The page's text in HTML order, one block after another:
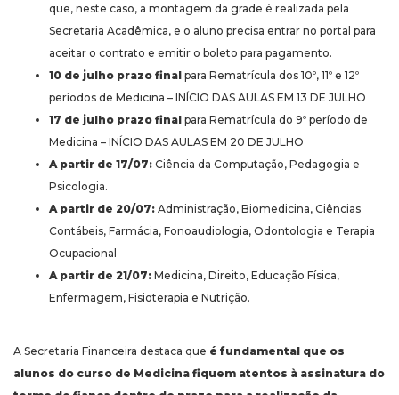
que, neste caso, a montagem da grade é realizada pela
Secretaria Acadêmica, e o aluno precisa entrar no portal para
aceitar o contrato e emitir o boleto para pagamento.
10 de julho prazo final para Rematrícula dos 10º, 11º e 12º
períodos de Medicina – INÍCIO DAS AULAS EM 13 DE JULHO
17 de julho prazo final para Rematrícula do 9º período de
Medicina – INÍCIO DAS AULAS EM 20 DE JULHO
A partir de 17/07: Ciência da Computação, Pedagogia e
Psicologia.
A partir de 20/07: Administração, Biomedicina, Ciências
Contábeis, Farmácia, Fonoaudiologia, Odontologia e Terapia
Ocupacional
A partir de 21/07: Medicina, Direito, Educação Física,
Enfermagem, Fisioterapia e Nutrição.
A Secretaria Financeira destaca que é fundamental que os
alunos do curso de Medicina fiquem atentos à assinatura do